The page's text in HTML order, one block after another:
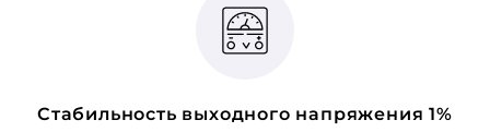
Стабильность выходного напряжения 1%